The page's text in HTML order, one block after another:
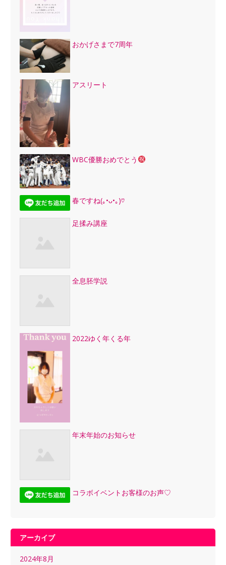
おかげさまで7周年
アスリート
WBC優勝おめでとう
春ですね(｡•ᴗ•｡)♡
足揉み講座
全息胚学説
2022ゆく年くる年
年末年始のお知らせ
コラボイベントお客様のお声♡
アーカイブ
2024年8月